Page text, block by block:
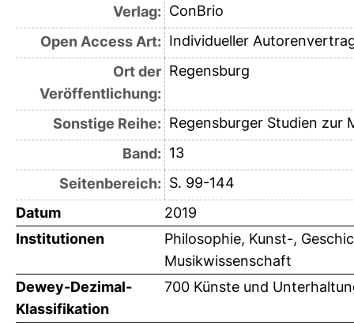
Verlag: ConBrio
Open Access Art: Individueller
Ort der
Veröffentlichung:
Regensburg
Sonstige Reihe: Regensburger Studien zur
Band: 13
Seitenbereich: S. 99-144
Datum
2019
Institutionen
Philosophie, Kunst-,
Musikwissenschaft
Dewey-Dezimal-
Klassifikation
700 Künste und